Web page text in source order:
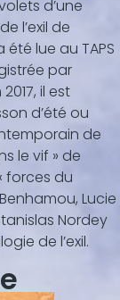
d’une
l’exil de
lue au TAPS
par
il est
d’été ou
de
le vif » de
forces du
Lucie
Nordey
de l’exil.